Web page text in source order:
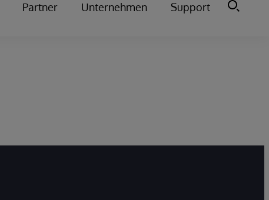
Partner Unternehmen Support